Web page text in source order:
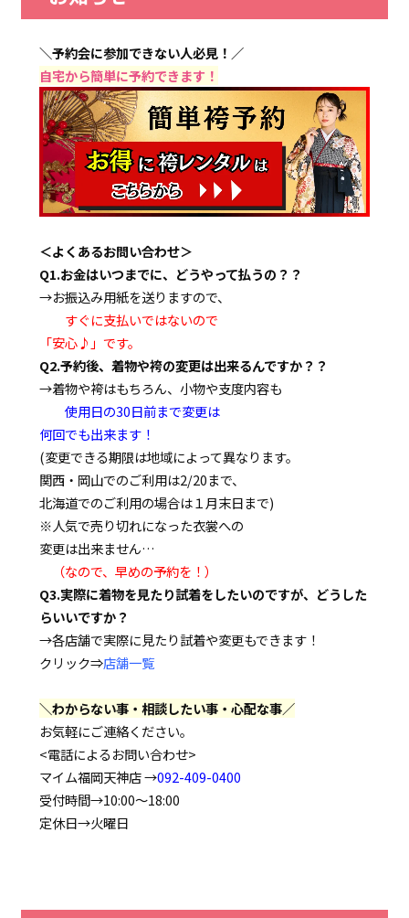
＼予約会に参加できない人必見！／
自宅から簡単に予約できます！
＜よくあるお問い合わせ＞
Q1.お金はいつまでに、どうやって払うの？？
→お振込み用紙を送りますので、
すぐに支払いではないので
「安心♪」です。
Q2.予約後、着物や袴の変更は出来るんですか？？
→着物や袴はもちろん、小物や支度内容も
使用日の30日前まで変更は
何回でも出来ます！
(変更できる期限は地域によって異なります。
関西・岡山でのご利用は2/20まで、
北海道でのご利用の場合は１月末日まで)
※人気で売り切れになった衣裳への
変更は出来ません…
（なので、早めの予約を！）
Q3.実際に着物を見たり試着をしたいのですが、どうした
らいいですか？
→各店舗で実際に見たり試着や変更もできます！
クリック⇒店舗一覧
＼わからない事・相談したい事・心配な事／
お気軽にご連絡ください。
<電話によるお問い合わせ>
マイム福岡天神店 →092-409-0400
受付時間→10:00～18:00
定休日→火曜日